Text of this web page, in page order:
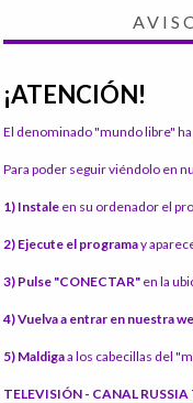
¡ATENCIÓN!
El denominado "mundo libre" ha
Para poder seguir viéndolo en
1) Instale en su ordenador el
2) Ejecute el programay
3) Pulse "CONECTAR" en la
4) Vuelva a entrar en nuestra
5) Maldigaa los cabecillas del
TELEVISIÓN - CANAL